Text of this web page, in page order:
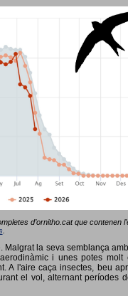
d’ornitho.cat que contenen
.
la seva semblança
i unes potes molt
A l'aire caça insectes, beu
el vol, alternant períodes